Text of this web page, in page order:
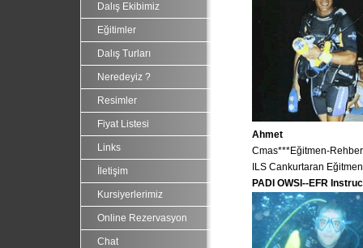
Dalış Ekibimiz
Eğitimler
Dalış Turları
Neredeyiz ?
Resimler
Fiyat Listesi
Links
İletişim
Kursiyerlerimiz
Online Rezervasyon
Chat
Ahmet
Cmas***Eğitmen-Rehber
ILS Cankurtaran Eğitmen
PADI OWSI--EFR